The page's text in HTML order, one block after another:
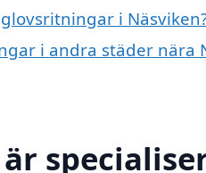
i
i andra städer nära